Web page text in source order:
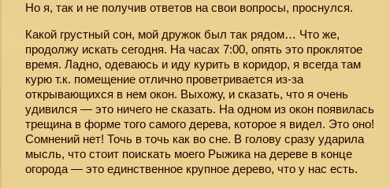
Но я, так и не получив ответов на свои вопросы, проснулся.
Какой грустный сон, мой дружок был так рядом… Что же,
продолжу искать сегодня. На часах 7:00, опять это проклятое
время. Ладно, одеваюсь и иду курить в коридор, я всегда там
курю т.к. помещение отлично проветривается из-за
открывающихся в нем окон. Выхожу, и сказать, что я очень
удивился — это ничего не сказать. На одном из окон появилась
трещина в форме того самого дерева, которое я видел. Это оно!
Сомнений нет! Точь в точь как во сне. В голову сразу ударила
мысль, что стоит поискать моего Рыжика на дереве в конце
огорода — это единственное крупное дерево, что у нас есть.